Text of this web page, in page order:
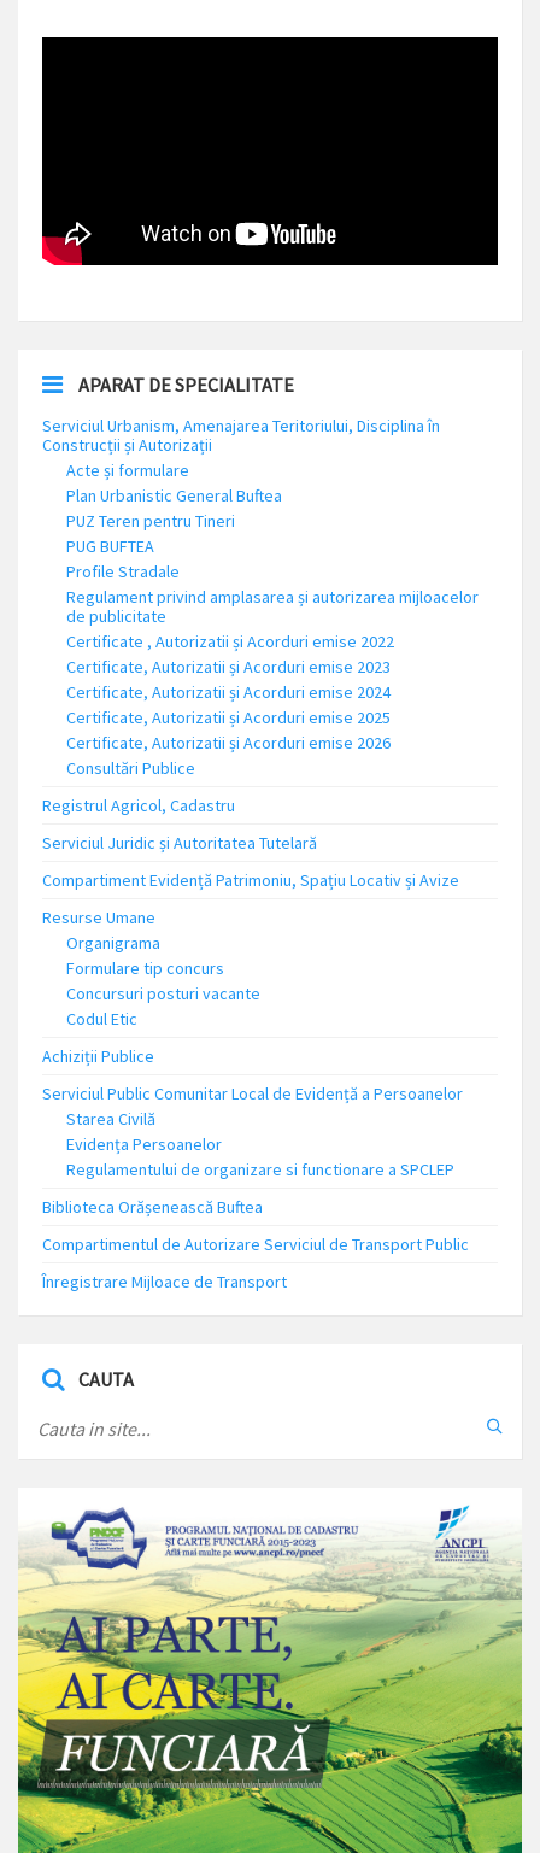
APARAT DE SPECIALITATE
Serviciul Urbanism, Amenajarea Teritoriului, Disciplina în
Construcții și Autorizații
Acte și formulare
Plan Urbanistic General Buftea
PUZ Teren pentru Tineri
PUG BUFTEA
Profile Stradale
Regulament privind amplasarea și autorizarea mijloacelor
de publicitate
Certificate , Autorizatii și Acorduri emise 2022
Certificate, Autorizatii și Acorduri emise 2023
Certificate, Autorizatii și Acorduri emise 2024
Certificate, Autorizatii și Acorduri emise 2025
Certificate, Autorizatii și Acorduri emise 2026
Consultări Publice
Registrul Agricol, Cadastru
Serviciul Juridic și Autoritatea Tutelară
Compartiment Evidență Patrimoniu, Spațiu Locativ și Avize
Resurse Umane
Organigrama
Formulare tip concurs
Concursuri posturi vacante
Codul Etic
Achiziții Publice
Serviciul Public Comunitar Local de Evidență a Persoanelor
Starea Civilă
Evidența Persoanelor
Regulamentului de organizare si functionare a SPCLEP
Biblioteca Orășenească Buftea
Compartimentul de Autorizare Serviciul de Transport Public
Înregistrare Mijloace de Transport
CAUTA